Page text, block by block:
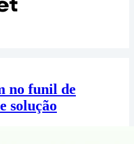
no funil de
solução